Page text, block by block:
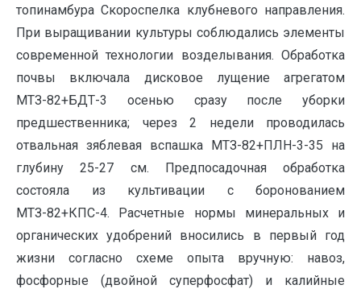
топинамбура Скороспелка клубневого направления.
При выращивании культуры соблюдались элементы
современной технологии возделывания. Обработка
почвы включала дисковое лущение агрегатом
МТЗ-82+БДТ-3 осенью сразу после уборки
предшественника; через 2 недели проводилась
отвальная зяблевая вспашка МТЗ-82+ПЛН-3-35 на
глубину 25-27 см. Предпосадочная обработка
состояла из культивации с боронованием
МТЗ-82+КПС-4. Расчетные нормы минеральных и
органических удобрений вносились в первый год
жизни согласно схеме опыта вручную: навоз,
фосфорные (двойной суперфосфат) и калийные